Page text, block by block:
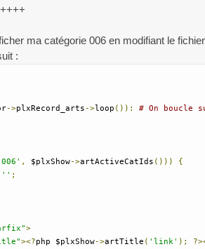
ma catégorie 006 en modifiant le
:
->plxRecord_arts->loop ()): # On boucle
, $plxShow->artActiveCatIds ()))
{
'' ;
>
><?php $plxShow->artTitle ( 'link' );